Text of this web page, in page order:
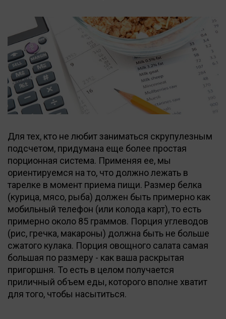
Для тех, кто не любит заниматься скрупулезным
подсчетом, придумана еще более простая
порционная система. Применяя ее, мы
ориентируемся на то, что должно лежать в
тарелке в момент приема пищи. Размер белка
(курица, мясо, рыба) должен быть примерно как
мобильный телефон (или колода карт), то есть
примерно около 85 граммов. Порция углеводов
(рис, гречка, макароны) должна быть не больше
сжатого кулака. Порция овощного салата самая
большая по размеру - как ваша раскрытая
пригоршня. То есть в целом получается
приличный объем еды, которого вполне хватит
для того, чтобы насытиться.